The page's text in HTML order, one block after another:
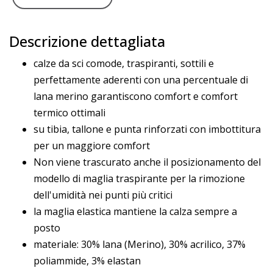
Descrizione dettagliata
calze da sci comode, traspiranti, sottili e
perfettamente aderenti con una percentuale di
lana merino garantiscono comfort e comfort
termico ottimali
su tibia, tallone e punta rinforzati con imbottitura
per un maggiore comfort
Non viene trascurato anche il posizionamento del
modello di maglia traspirante per la rimozione
dell'umidità nei punti più critici
la maglia elastica mantiene la calza sempre a
posto
materiale: 30% lana (Merino), 30% acrilico, 37%
poliammide, 3% elastan